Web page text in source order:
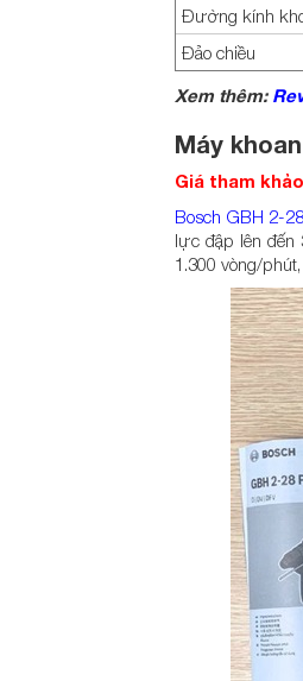
Đường kính
Đảo chiều
Xem thêm:
Máy
Giá tham
Bosch GBH 2-
lực đập lên đến
1.300 vòng/